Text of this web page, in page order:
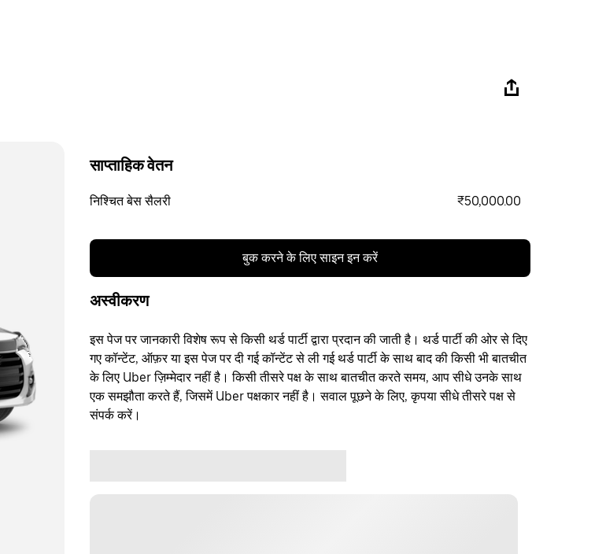
साप्ताहिक वेतन
निश्चित बेस सैलरी ₹50,000.00
बुक करने के लिए साइन इन करें
अस्वीकरण
इस पेज पर जानकारी विशेष रूप से किसी थर्ड पार्टी द्वारा प्रदान की जाती है। थर्ड पार्टी की ओर से दिए
गए कॉन्टेंट, ऑफ़र या इस पेज पर दी गई कॉन्टेंट से ली गई थर्ड पार्टी के साथ बाद की किसी भी बातचीत
के लिए Uber ज़िम्मेदार नहीं है। किसी तीसरे पक्ष के साथ बातचीत करते समय, आप सीधे उनके साथ
एक समझौता करते हैं, जिसमें Uber पक्षकार नहीं है। सवाल पूछने के लिए, कृपया सीधे तीसरे पक्ष से
संपर्क करें।